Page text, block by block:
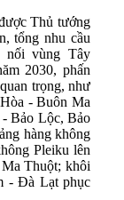
Thủ tướng
tổng nhu cầu
nối vùng Tây
2030, phấn
trọng, như
- Buôn Ma
Bảo Lộc, Bảo
hàng không
Pleiku lên
Thuột; khôi
- Đà Lạt phục